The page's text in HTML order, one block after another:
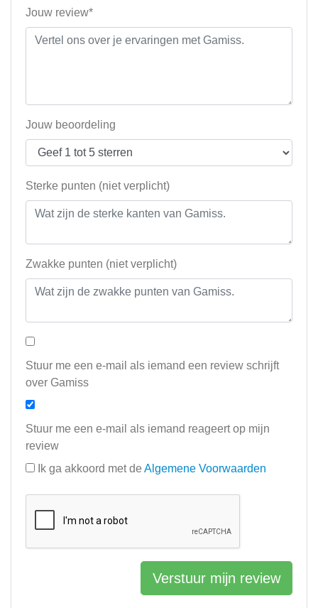
Jouw review*
Jouw beoordeling
Sterke punten (niet verplicht)
Zwakke punten (niet verplicht)
Stuur me een e-mail als iemand een review schrijft
over Gamiss
Stuur me een e-mail als iemand reageert op mijn
review
Ik ga akkoord met de Algemene Voorwaarden
Verstuur mijn review